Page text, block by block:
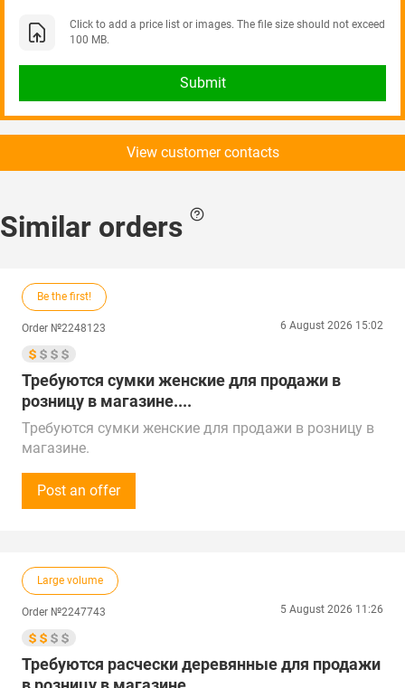
Click to add a price list or images. The file size should not exceed
100 MB.
Submit
View customer contacts
Similar orders
Be the first!
Order №2248123 6 August 2026 15:02
Требуются сумки женские для продажи в
розницу в магазине....
Требуются сумки женские для продажи в розницу в
магазине.
натуральная и искусственная кожа.
Ценовой сегмент низкий и средний.
Москвы.
Предложения от поставщиков рассматриваем по
всей России, Кыргызстану, Казахстану, ОАЭ, Китаю,
Поставка в г. Новомосковск
Post an offer
Large volume
Order №2247743 5 August 2026 11:26
Требуются расчески деревянные для продажи